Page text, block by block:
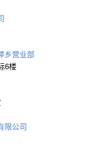
乡营业部
6楼
限公司